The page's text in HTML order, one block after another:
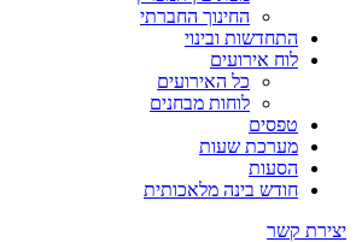
החינוך החברתי
התחדשות ובינוי
לוח אירועים
כל האירועים
לוחות מבחנים
טפסים
מערכת שעות
הסעות
חודש בינה מלאכותית
יצירת קשר